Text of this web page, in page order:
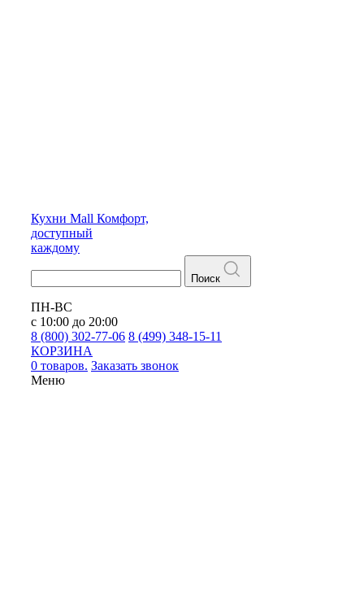
Кухни Mall Комфорт,
доступный
каждому
Поиск
ПН-ВС
с 10:00 до 20:00
8 (800) 302-77-06 8 (499) 348-15-11
КОРЗИНА
0 товаров. Заказать звонок
Меню